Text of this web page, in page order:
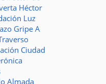
Héctor
Luz
Gripe A
Ciudad
Almada